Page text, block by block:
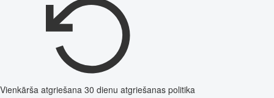
Vienkārša atgriešana 30 dienu atgriešanas politika